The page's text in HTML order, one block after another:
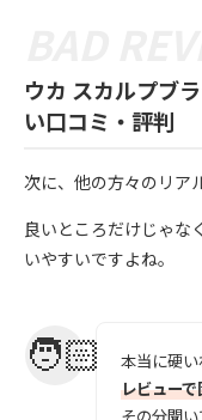
ウカ スカルプブ
い口コミ・評判
次に、他の方々のリア
良いところだけじゃな
いやすいですよね。
本当に硬
レビュー